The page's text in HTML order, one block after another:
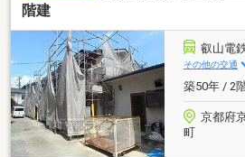
階建
叡山電
その他の交通
築50年 / 2
京都府
町